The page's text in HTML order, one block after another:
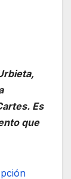
Es
que